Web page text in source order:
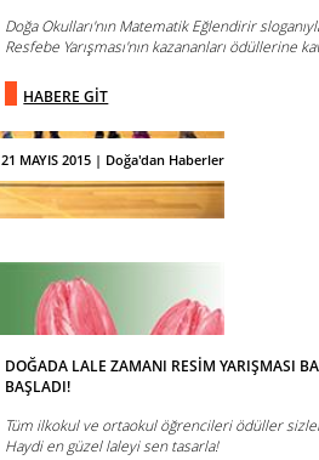
21 MAYIS 2015 | Doğa'dan Haberler
Doğa Okulları'nın Matematik Eğlendirir
Resfebe Yarışması'nın kazananları ödüllerine
HABERE GİT
DOĞADA LALE ZAMANI RESİM YARIŞMASI
BAŞLADI!
Tüm ilkokul ve ortaokul öğrencileri ödüller
Haydi en güzel laleyi sen tasarla!